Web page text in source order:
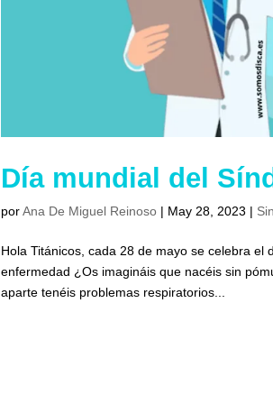
Día mundial del
porAna De Miguel Reinoso | May 28, 2023 |
Hola Titánicos, cada 28 de mayo se celebra
enfermedad ¿Os imagináis que nacéis sin
aparte tenéis problemas respiratorios...